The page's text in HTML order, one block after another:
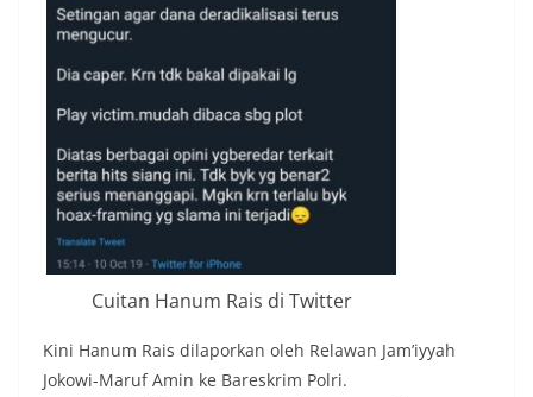
Cuitan Hanum Rais di Twitter
Kini Hanum Rais dilaporkan oleh Relawan Jam’iyyah
Jokowi-Maruf Amin ke Bareskrim Polri.